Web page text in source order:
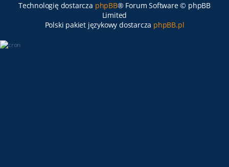
Technologię dostarcza phpBB® Forum Software © phpBB
Limited
Polski pakiet językowy dostarcza phpBB.pl